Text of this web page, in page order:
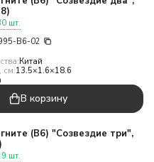
шт.
B6-02
Китай
см:13.5×1.6×18.6
В корзину
(B6) "Созвездие три",
шт.